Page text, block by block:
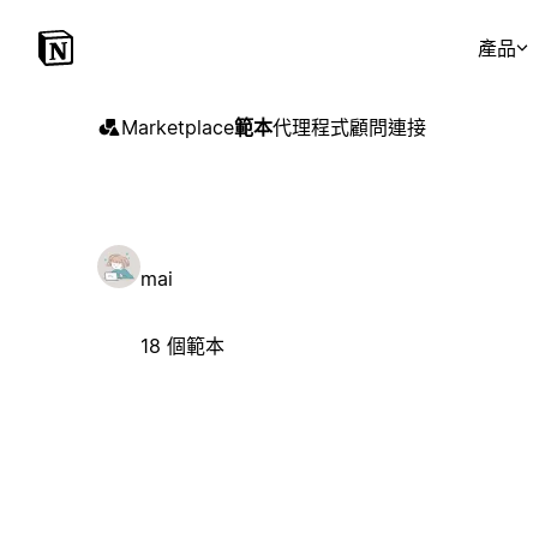
產品
Marketplace範本代理程式顧問連接
mai
18 個範本